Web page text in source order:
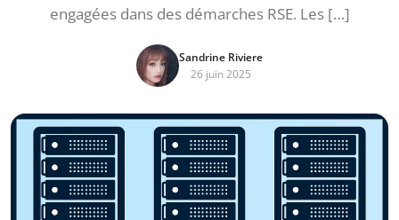
engagées dans des démarches RSE. Les […]
Sandrine Riviere
26 juin 2025